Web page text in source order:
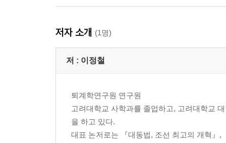
보다 393 / 사림의 공(c), 김육의 공(c) 400 / 이시방
주요 사건 연표
저자 소개 (1명)
저 : 이정철
퇴계학연구원 연구원
고려대학교 사학과를 졸업하고, 고려대학교
을 하고 있다.
대표 논저로는 『대동법, 조선 최고의 개혁』